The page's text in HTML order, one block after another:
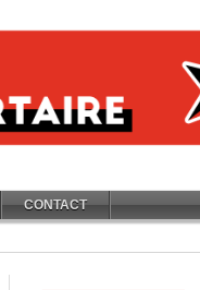
CONTACT